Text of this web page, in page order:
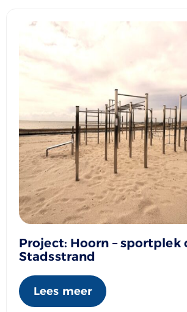
Project: Hoorn – sportplek
Stadsstrand
Lees meer